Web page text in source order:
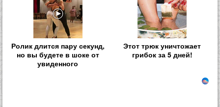
Ролик длится пару секунд,
но вы будете в шоке от
увиденного
Этот трюк уничтожает
грибок за 5 дней!